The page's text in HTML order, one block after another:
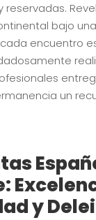
reservadas.
bajo
encuentro
un
y